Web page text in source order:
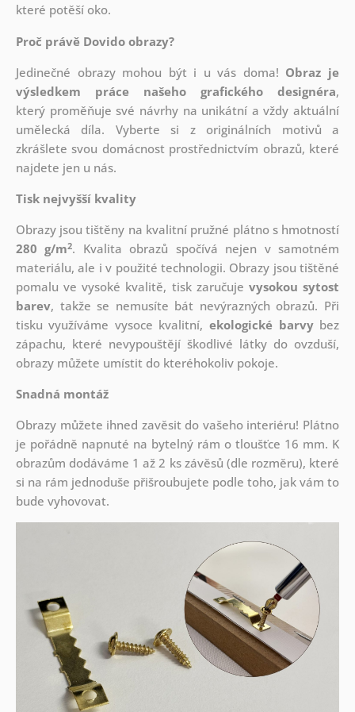
které potěší oko.
Proč právě Dovido obrazy?
Jedinečné obrazy mohou být i u vás doma! Obraz je
výsledkem práce našeho grafického designéra,
který proměňuje své návrhy na unikátní a vždy aktuální
umělecká díla. Vyberte si z originálních motivů a
zkrášlete svou domácnost prostřednictvím obrazů, které
najdete jen u nás.
Tisk nejvyšší kvality
Obrazy jsou tištěny na kvalitní pružné plátno s hmotností
280 g/m2. Kvalita obrazů spočívá nejen v samotném
materiálu, ale i v použité technologii. Obrazy jsou tištěné
pomalu ve vysoké kvalitě, tisk zaručuje vysokou sytost
barev, takže se nemusíte bát nevýrazných obrazů. Při
tisku využíváme vysoce kvalitní,ekologické barvybez
zápachu, které nevypouštějí škodlivé látky do ovzduší,
obrazy můžete umístit do kteréhokoliv pokoje.
Snadná montáž
Obrazy můžete ihned zavěsit do vašeho interiéru! Plátno
je pořádně napnuté na bytelný rám o tloušťce 16 mm. K
obrazům dodáváme 1 až 2 ks závěsů (dle rozměru), které
si na rám jednoduše přišroubujete podle toho, jak vám to
bude vyhovovat.